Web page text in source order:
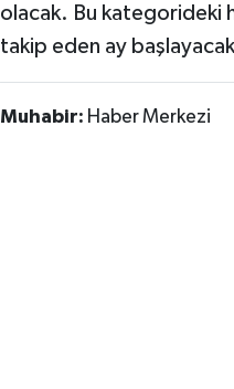
olacak. Bu kategorideki
takip eden ay
Muhabir: Haber Merkezi